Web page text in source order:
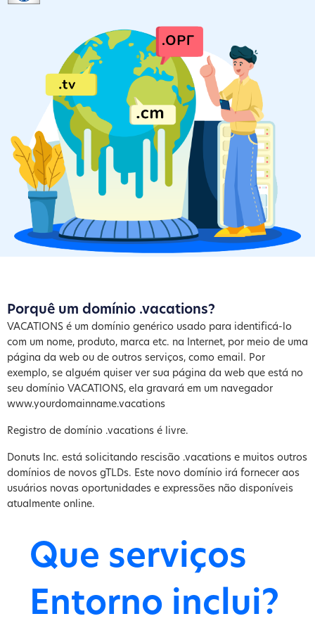
Porquê um domínio .vacations?
VACATIONS é um domínio genérico usado para identificá-lo
com um nome, produto, marca etc. na Internet, por meio de uma
página da web ou de outros serviços, como email. Por
exemplo, se alguém quiser ver sua página da web que está no
seu domínio VACATIONS, ela gravará em um navegador
www.yourdomainname.vacations
Registro de domínio .vacations é livre.
Donuts Inc. está solicitando rescisão .vacations e muitos outros
domínios de novos gTLDs. Este novo domínio irá fornecer aos
usuários novas oportunidades e expressões não disponíveis
atualmente online.
Que serviços
Entorno inclui?